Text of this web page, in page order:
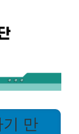
기 만